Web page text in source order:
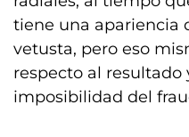
tiene una apariencia
vetusta, pero eso
respecto al resultado
imposibilidad del